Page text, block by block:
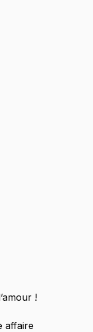
!
affaire